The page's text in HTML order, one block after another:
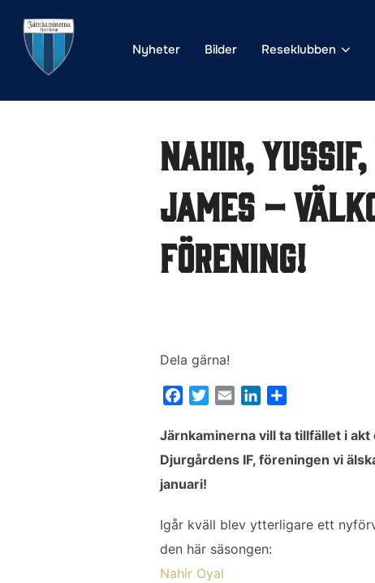
innehåll
Nyheter Bilder Reseklubben
Nahir,
James –
förening!
Dela gärna!
c
e
o
k
i
t
a
i
n
k
n
l
a
Järnkaminerna vill ta tillfället i
Djurgårdens IF, föreningen vi
januari!
Igår kväll blev ytterligare ett
den här säsongen:
Nahir Oyal